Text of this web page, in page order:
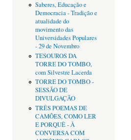
Saberes, Educação e
Democracia - Tradição e
atualidade do
movimento das
Universidades Populares
- 29 de Novembro
TESOUROS DA
TORRE DO TOMBO,
com Silvestre Lacerda
TORRE DO TOMBO -
SESSÃO DE
DIVULGAÇÃO
TRÊS POEMAS DE
CAMÕES, COMO LER
E PORQUÊ - À
CONVERSA COM